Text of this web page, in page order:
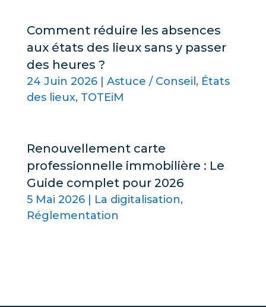
Comment réduire les absences
aux états des lieux sans y passer
des heures ?
24 Juin 2026| Astuce / Conseil, États
des lieux, TOTEiM
Renouvellement carte
professionnelle immobilière : Le
Guide complet pour 2026
5 Mai 2026| La digitalisation,
Réglementation